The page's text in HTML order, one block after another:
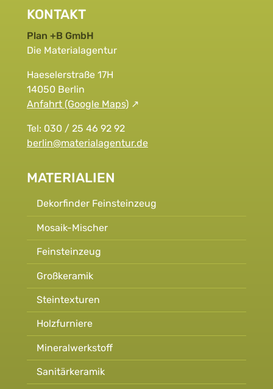
KONTAKT
Plan +B GmbH
Die Materialagentur
Haeselerstraße 17H
14050 Berlin
Anfahrt (Google Maps)
Tel: 030 / 25 46 92 92
berlin@materialagentur.de
MATERIALIEN
Dekorfinder Feinsteinzeug
Mosaik-Mischer
Feinsteinzeug
Großkeramik
Steintexturen
Holzfurniere
Mineralwerkstoff
Sanitärkeramik